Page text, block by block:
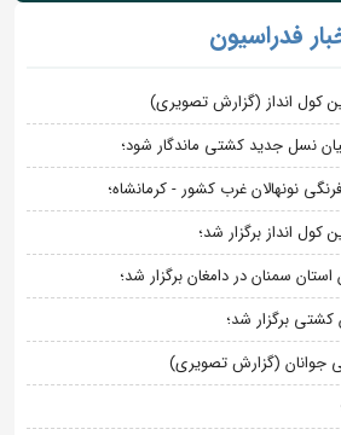
فدراسیون
کول انداز (گزارش تصویری)
نسل جدید کشتی ماندگار شود؛
نونهالان غرب کشور - کرمانشاه؛
کول انداز برگزار شد؛
سمنان در دامغان برگزار شد؛
برگزار شد؛
جوانان (گزارش تصویری)